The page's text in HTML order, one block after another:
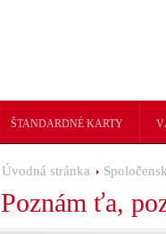
ŠTANDARDNÉ KARTY
Úvodná stránka
Poznám ťa,